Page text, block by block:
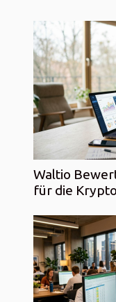
Waltio
für die